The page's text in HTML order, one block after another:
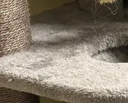
Nachrichten
Anzeige aufgeben